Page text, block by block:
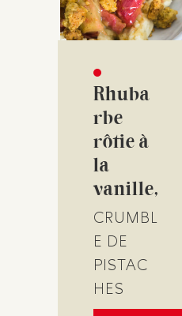
Rhuba
rbe
rôtie à
la
vanille,
CRUMBL
E DE
PISTAC
HES